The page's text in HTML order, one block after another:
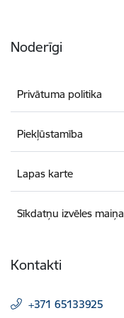
Noderīgi
Privātuma politika
Piekļūstamība
Lapas karte
Sīkdatņu izvēles maiņa
Kontakti
+371 65133925